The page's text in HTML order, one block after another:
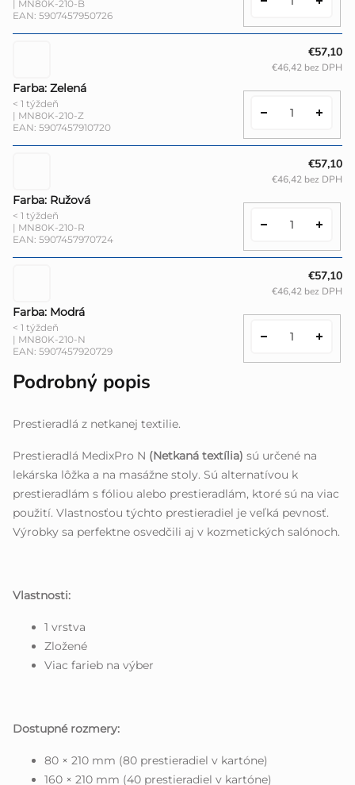
| MN80K-210-B
EAN: 5907457950726
Farba: Zelená
< 1 týždeň
| MN80K-210-Z
EAN: 5907457910720
€57,10
€46,42 bez DPH
Farba: Ružová
< 1 týždeň
| MN80K-210-R
EAN: 5907457970724
€57,10
€46,42 bez DPH
Farba: Modrá
< 1 týždeň
| MN80K-210-N
EAN: 5907457920729
€57,10
€46,42 bez DPH
Podrobný popis
Prestieradlá z netkanej textilie.
Prestieradlá MedixPro N (Netkaná textília) sú určené na
lekárska lôžka a na masážne stoly. Sú alternatívou k
prestieradlám s fóliou alebo prestieradlám, ktoré sú na viac
použití. Vlastnosťou týchto prestieradiel je veľká pevnosť.
Výrobky sa perfektne osvedčili aj v kozmetických salónoch.
Vlastnosti:
1 vrstva
Zložené
Viac farieb na výber
Dostupné rozmery:
80 × 210 mm (80 prestieradiel v kartóne)
160 × 210 mm (40 prestieradiel v kartóne)